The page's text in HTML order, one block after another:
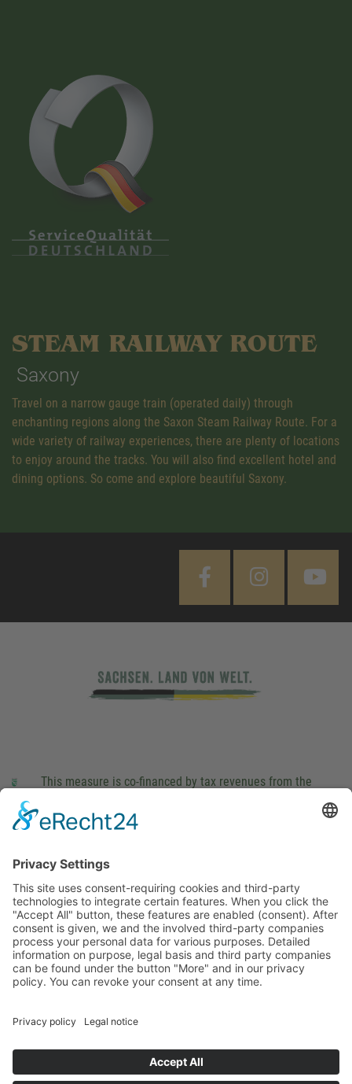
STEAM RAILWAY ROUTE
Saxony
Travel on a narrow gauge train (operated daily) through
enchanting regions along the Saxon Steam Railway Route. For a
wide variety of railway experiences, there are plenty of locations
to enjoy around the tracks. You will also find excellent hotel and
dining options. So come and explore beautiful Saxony.
This measure is co-financed by tax revenues from the
Landtag (parliament).
This site uses consent-requiring cookies and third-party
technologies to integrate certain features. When you click the
"Accept All" button, these features are enabled (consent).
After consent is given, we and the involved third-party
companies process your personal data for various purposes.
companies can be found under the button "More" and in our
DENY ACCEPT MORE